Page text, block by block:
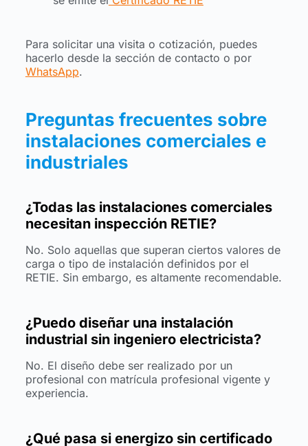
Para solicitar una visita o cotización, puedes
hacerlo desde la sección de contacto o por
WhatsApp.
Preguntas frecuentes sobre
instalaciones comerciales e
industriales
¿Todas las instalaciones comerciales
necesitan inspección RETIE?
No. Solo aquellas que superan ciertos valores de
carga o tipo de instalación definidos por el
RETIE. Sin embargo, es altamente recomendable.
¿Puedo diseñar una instalación
industrial sin ingeniero electricista?
No. El diseño debe ser realizado por un
profesional con matrícula profesional vigente y
experiencia.
¿Qué pasa si energizo sin certificado